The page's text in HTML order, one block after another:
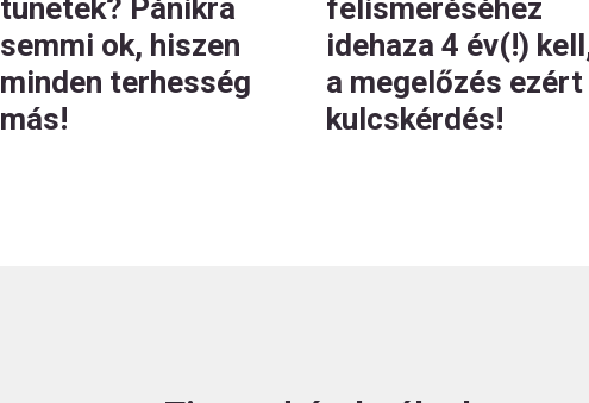
tünetek? Pánikra
semmi ok, hiszen
minden terhesség
más!
felismeréséhez
idehaza 4 év(!)
a megelőzés ezért
kulcskérdés!